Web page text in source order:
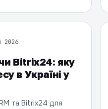
2026
Bitrix24: яку
в Україні у
та Bitrix24 для